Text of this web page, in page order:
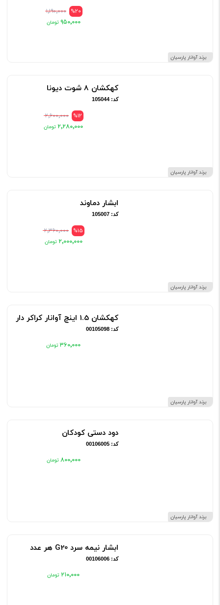
برند آوانار پارسیان
%20 ۱٬۱۹۰٬۰۰۰
۹۵۰٬۰۰۰
برند آوانار پارسیان
کهکشان 8 شوت دیونا
کد: 105044
%12 ۲٬۶۰۰٬۰۰۰
۲٬۲۸۰٬۰۰۰
برند آوانار پارسیان
ابشار دماوند
کد: 105007
%15 ۲٬۳۶۰٬۰۰۰
۲٬۰۰۰٬۰۰۰
برند آوانار پارسیان
کهکشان 1.5 اینچ آوانار کراکر دار
کد: 00105098
۳۶۰٬۰۰۰
برند آوانار پارسیان
دود دستی کودکان
کد: 00106005
۸۰۰٬۰۰۰
ابشار نیمه سرد G20 هر عدد
کد: 00106006
۲۱۰٬۰۰۰